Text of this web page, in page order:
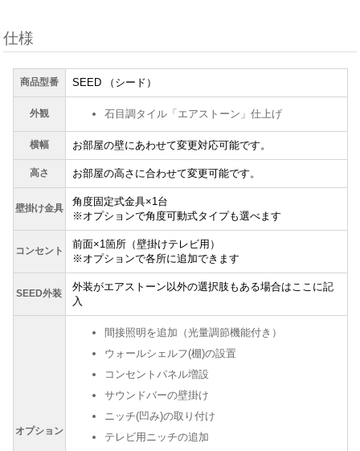
仕様
商品型番 SEED （シード）
外観 石目調タイル「エアストーン」仕上げ
横幅 お部屋の壁にあわせて変更対応可能です。
高さ お部屋の高さに合わせて変更可能です。
壁掛け金具
角度固定式金具×1台
※オプションで角度可動式タイプも選べます
コンセント
前面×1箇所（壁掛けテレビ用）
※オプションで各所に追加できます
SEED外装
外装がエアストーン以外の選択肢もある場合はここに記
入
オプション
間接照明を追加（光量調節機能付き）
ウォールシェルフ(棚)の設置
コンセントパネル増設
サウンドバーの壁掛け
ニッチ(凹み)の取り付け
テレビ用ニッチの追加